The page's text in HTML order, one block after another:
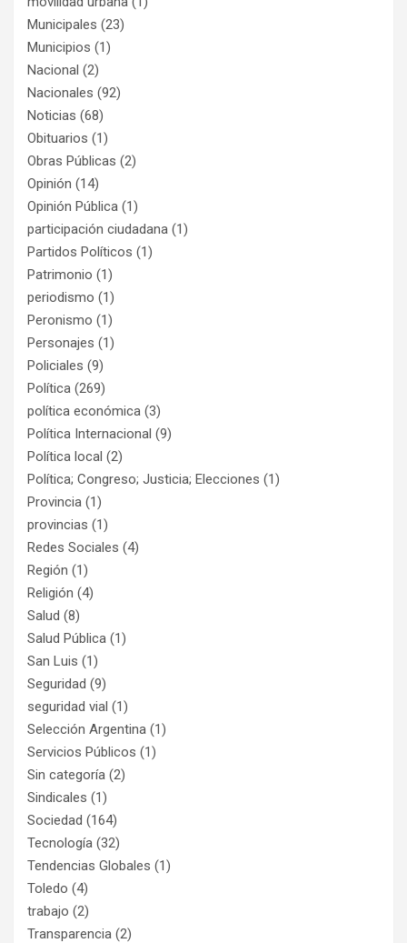
Municipales (23)
Municipios (1)
Nacional (2)
Nacionales (92)
Noticias (68)
Obituarios (1)
Obras Públicas (2)
Opinión (14)
Opinión Pública (1)
participación ciudadana (1)
Partidos Políticos (1)
Patrimonio (1)
periodismo (1)
Peronismo (1)
Personajes (1)
Policiales (9)
Política (269)
política económica (3)
Política Internacional (9)
Política local (2)
Política; Congreso; Justicia; Elecciones (1)
Provincia (1)
provincias (1)
Redes Sociales (4)
Región (1)
Religión (4)
Salud (8)
Salud Pública (1)
San Luis (1)
Seguridad (9)
seguridad vial (1)
Selección Argentina (1)
Servicios Públicos (1)
Sin categoría (2)
Sindicales (1)
Sociedad (164)
Tecnología (32)
Tendencias Globales (1)
Toledo (4)
trabajo (2)
Transparencia (2)